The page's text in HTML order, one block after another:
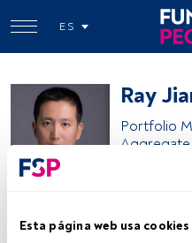
Esta página web usa cookies
ES
Ray
Portfolio
Compartir: